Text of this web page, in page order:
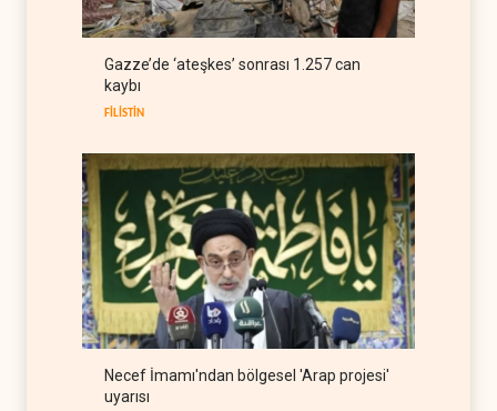
TÜRKİYE 08 Ağustos 2026
Hava gücü Trump'ın
Gazze’de ‘ateşkes’ sonrası 1.257 can
kaybı
FİLİSTİN
Necef İmamı'ndan bölgesel 'Arap projesi'
uyarısı